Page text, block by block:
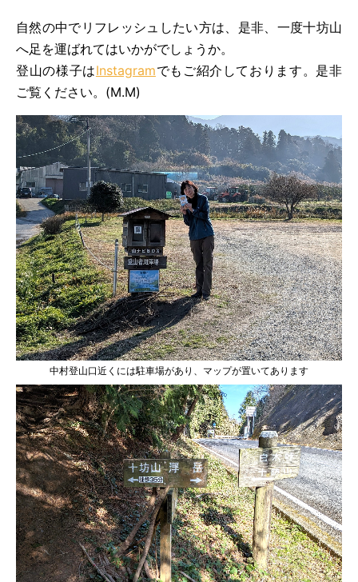
自然の中でリフレッシュしたい方は、是非、一度十坊山
へ足を運ばれてはいかがでしょうか。
登山の様子はInstagramでもご紹介しております。是非
ご覧ください。(M.M)
中村登山口近くには駐車場があり、マップが置いてあります